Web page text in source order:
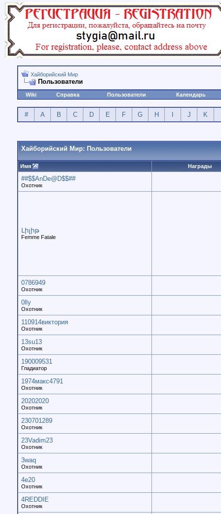
Хайборийский Мир
Пользователи
Wiki Справка Пользователи Календарь
# A B C D E F G H J K
Хайборийский Мир: Пользователи
Имя Награды
##$$AnDe@D$$##
Охотник
Լիլիթ
Femme Fatale
0786949
Охотник
0lly
Охотник
110914виктория
Охотник
13su13
Охотник
190009531
Гладиатор
1974макс4791
Охотник
20202020
Охотник
230701289
Охотник
23Vadim23
Охотник
3waq
Охотник
4e20
Охотник
4REDDIE
Охотник